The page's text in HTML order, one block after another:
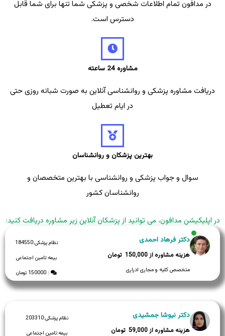
در مدافون تمام اطلاعات شخصی و پزشکی شما تنها برای شما قابل
دسترس است.
مشاوره 24 ساعته
دریافت مشاوره پزشکی و روانشناسی آنلاین به صورت شبانه روزی حتی
در ایام تعطیل
بهترین پزشکان و روانشناسان
سوال و جواب پزشکی و روانشناسی با بهترین متخصصان و
روانشناسان کشور
در اپلیکیشن مدافون، می توانید از پزشکان آنلاین زیر مشاوره دریافت کنید:
نظام پزشکی:184550
بیمه:تامین اجتماعی
: 150000 تومان
دکتر فرهاد احمدی
150,000
متخصص کلیه و مجاری ادراری
نظام پزشکی:203310
بیمه:تامین اجتماعی
دکتر نیوشا جمشیدی
59,000